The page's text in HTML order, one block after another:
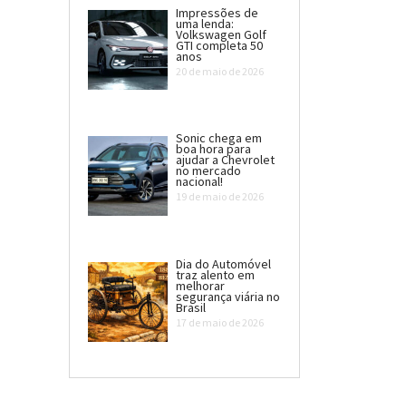
Impressões de
uma lenda:
Volkswagen Golf
GTI completa 50
anos
20 de maio de 2026
Sonic chega em
boa hora para
ajudar a Chevrolet
no mercado
nacional!
19 de maio de 2026
Dia do Automóvel
traz alento em
melhorar
segurança viária no
Brasil
17 de maio de 2026